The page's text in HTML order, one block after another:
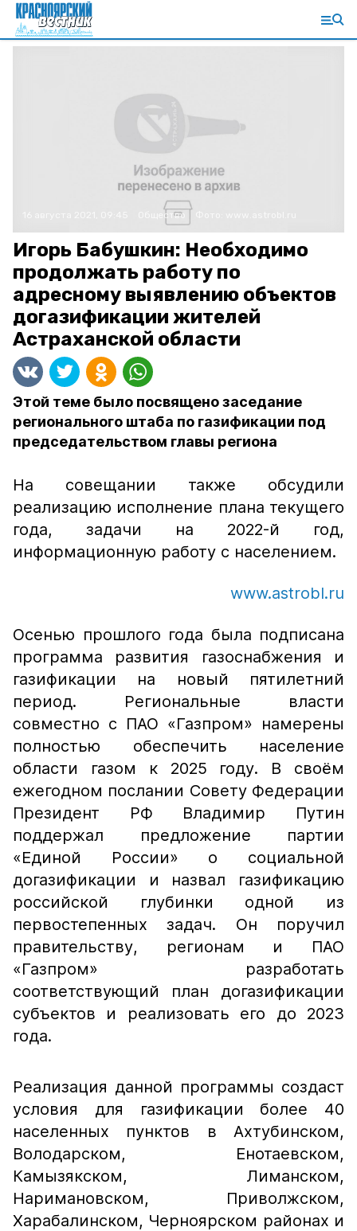
Общество
Игорь Бабушкин: Необходимо
продолжать работу по
адресному выявлению объектов
догазификации жителей
Астраханской области
Этой теме было посвящено заседание
регионального штаба по газификации под
председательством главы региона
На совещании также обсудили
реализацию исполнение плана текущего
года, задачи на 2022-й год,
информационную работу с населением.
www.astrobl.ru
Осенью прошлого года была подписана
программа развития газоснабжения и
газификации на новый пятилетний
период. Региональные власти
совместно с ПАО «Газпром» намерены
полностью обеспечить население
области газом к 2025 году. В своём
ежегодном послании Совету Федерации
Президент РФ Владимир Путин
поддержал предложение партии
«Единой России» о социальной
догазификации и назвал газификацию
российской глубинки одной из
первостепенных задач. Он поручил
правительству, регионам и ПАО
«Газпром» разработать
соответствующий план догазификации
субъектов и реализовать его до 2023
года.
Реализация данной программы создаст
условия для газификации более 40
населенных пунктов в Ахтубинском,
Володарском, Енотаевском,
Камызякском, Лиманском,
Наримановском, Приволжском,
Харабалинском, Черноярском районах и